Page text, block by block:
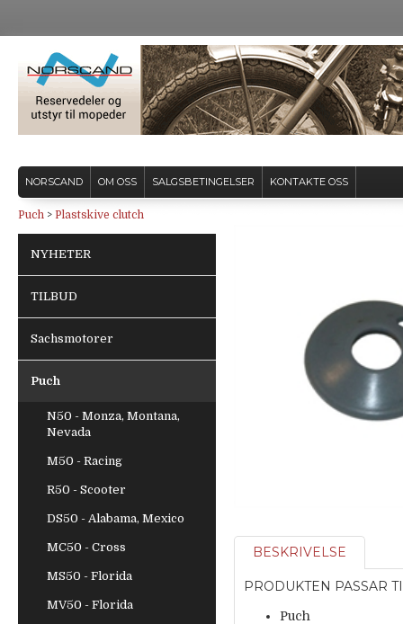
NORSCAND OM OSS SALGSBETINGELSER KONTAKTE OSS
Puch > Plastskive clutch
NYHETER
TILBUD
Sachsmotorer
Puch
N50 - Monza, Montana,
Nevada
M50 - Racing
R50 - Scooter
DS50 - Alabama, Mexico
MC50 - Cross
MS50 - Florida
MV50 - Florida
BESKRIVELSE
PRODUKTEN PASSAR
Puch